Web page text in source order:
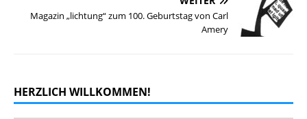
Magazin „lichtung“ zum 100. Geburtstag von Carl
Amery
HERZLICH WILLKOMMEN!